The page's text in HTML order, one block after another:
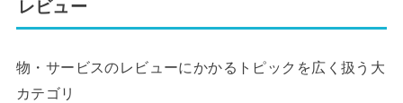
レビュー
物・サービスのレビューにかかるトピックを広く扱う大
カテゴリ